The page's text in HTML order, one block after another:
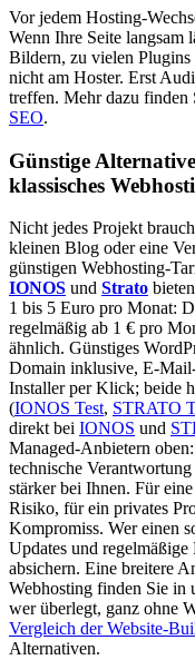
Vor jedem Hosting-
Wenn Ihre Seite langsam
Bildern, zu vielen
nicht am Hoster. Erst
treffen. Mehr dazu finden
SEO.
Günstige
klassisches
Nicht jedes Projekt
kleinen Blog oder eine
günstigen Webhosting-
IONOS und Strato
1 bis 5 Euro pro Monat:
regelmäßig ab 1 € pro
ähnlich. Günstiges
Domain inklusive, E-
Installer per Klick; beide
(IONOS Test, STRATO
direkt bei IONOS und
Managed-Anbietern
technische
stärker bei Ihnen. Für
Risiko, für ein privates
Kompromiss. Wer einen
Updates und
absichern. Eine breitere
Webhosting finden Sie in
wer überlegt, ganz ohne
Vergleich der Website-
Alternativen.